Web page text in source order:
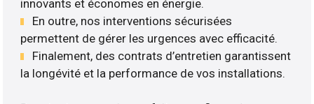
innovants et économes en énergie.
En outre, nos interventions sécurisées
permettent de gérer les urgences avec efficacité.
Finalement, des contrats d’entretien garantissent
la longévité et la performance de vos installations.